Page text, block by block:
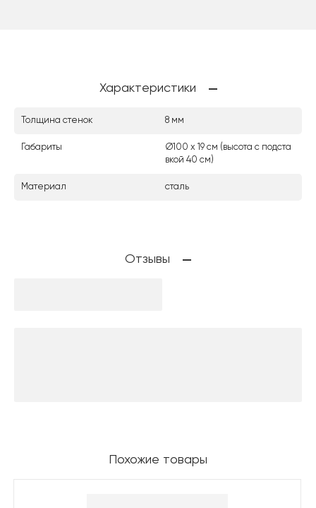
Характеристики
Толщина стенок 8 мм
Габариты
Ø100 х 19 см (высота с подста
вкой 40 см)
Материал сталь
Отзывы
Похожие товары